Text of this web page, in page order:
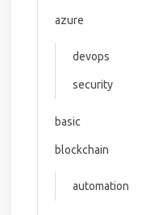
azure
devops
security
basic
blockchain
automation